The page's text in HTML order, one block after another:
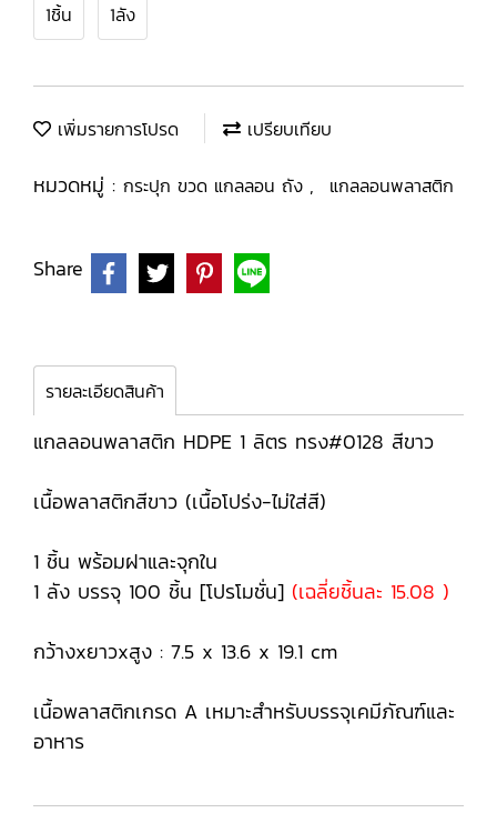
1ชิ้น 1ลัง
เพิ่มรายการโปรด เปรียบเทียบ
หมวดหมู่ : กระปุก ขวด แกลลอน ถัง , แกลลอนพลาสติก
Share
รายละเอียดสินค้า
แกลลอนพลาสติก HDPE 1 ลิตร ทรง#0128 สีขาว
เนื้อพลาสติกสีขาว (เนื้อโปร่ง-ไม่ใส่สี)
1 ชิ้น พร้อมฝาและจุกใน
1 ลัง บรรจุ 100 ชิ้น [โปรโมชั่น] (เฉลี่ยชิ้นละ 15.08 )
กว้างxยาวxสูง : 7.5 x 13.6 x 19.1 cm
เนื้อพลาสติกเกรด A เหมาะสำหรับบรรจุเคมีภัณฑ์และ
อาหาร